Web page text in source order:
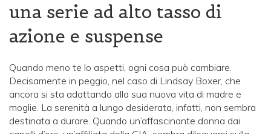
una serie ad alto tasso di
azione e suspense
Quando meno te lo aspetti, ogni cosa può cambiare.
Decisamente in peggio, nel caso di Lindsay Boxer, che
ancora si sta adattando alla sua nuova vita di madre e
moglie. La serenità a lungo desiderata, infatti, non sembra
destinata a durare. Quando un’affascinante donna dai